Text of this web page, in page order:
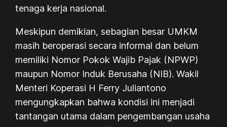
tenaga kerja nasional.
Meskipun demikian, sebagian besar UMKM
masih beroperasi secara informal dan belum
memiliki Nomor Pokok Wajib Pajak (NPWP)
maupun Nomor Induk Berusaha (NIB). Wakil
Menteri Koperasi H Ferry Juliantono
mengungkapkan bahwa kondisi ini menjadi
tantangan utama dalam pengembangan usaha